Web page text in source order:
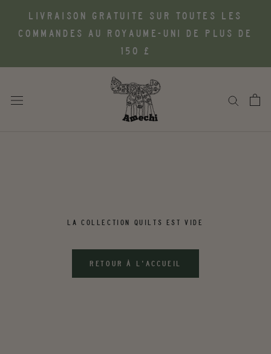
contenu
LIVRAISON GRATUITE SUR TOUTES LES
COMMANDES AU ROYAUME-UNI DE PLUS DE
150 £
LA COLLECTION QUILTS EST VIDE
RETOUR À L'ACCUEIL